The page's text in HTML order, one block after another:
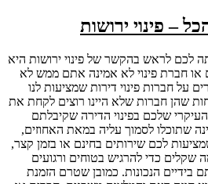
– פינוי ירושות
לראש בהקשר של פינוי ירושות היא
או חברת פינוי לא אמינה אתם ממש לא
על חברות פינוי דירות שמציעות לנו
שהן חברות שלא היינו רוצים לקחת את
שלכם בפינוי הדירה שקיבלתם
שתוכלו לסמוך עליה במאת האחוזים,
לכם שירותים בחינם או בזמן קצר,
כדי להרגיש בטוחים ורגועים
הנכונות. כמובן שטרם הזמנת